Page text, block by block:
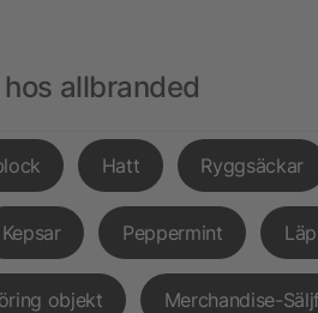
allbranded
Hatt Ryggsäckar
Kepsar Peppermint
objekt Merchandise-